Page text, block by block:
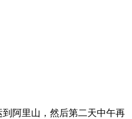
阿里山，然后第二天中午再